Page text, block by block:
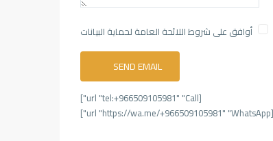
أوافق على شروط اللائحة العامة لحماية البيانات
[url "tel:+966509105981" "Call"]
[url "https://wa.me/+966509105981" "WhatsApp"]